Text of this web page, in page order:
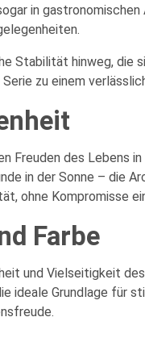
in
Stabilität hinweg,
zu einem
Freuden des Lebens
in der Sonne – die
ohne Kompromisse
Farbe
und Vielseitigkeit
ideale Grundlage für